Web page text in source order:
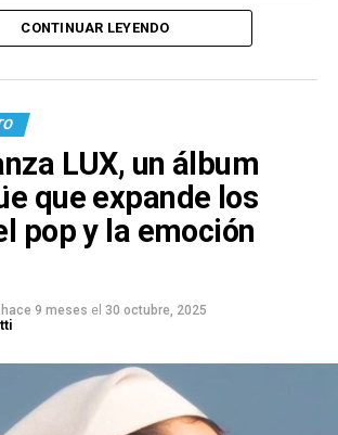
CONTINUAR LEYENDO
LUX, un álbum
que expande los
pop y la emoción
hace 9 meses el 30 octubre, 2025